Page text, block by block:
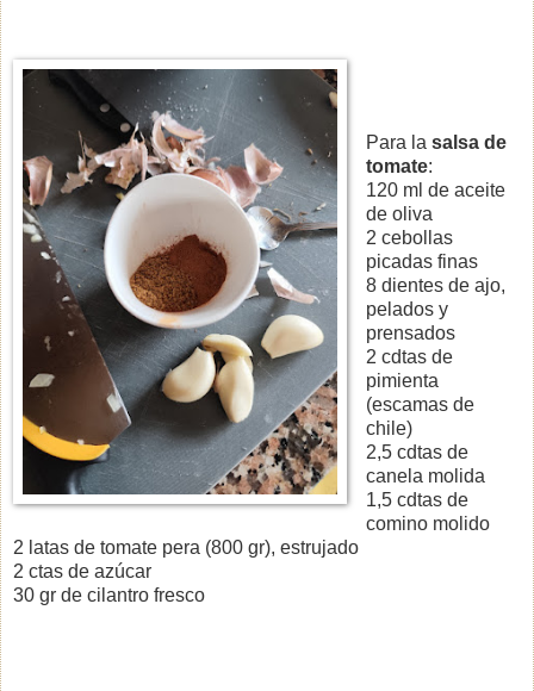
Para la salsa de
tomate:
120 ml de aceite
de oliva
2 cebollas
picadas finas
8 dientes de ajo,
pelados y
prensados
2 cdtas de
pimienta
(escamas de
chile)
2,5 cdtas de
canela molida
1,5 cdtas de
comino molido
2 latas de tomate pera (800 gr), estrujado
2 ctas de azúcar
30 gr de cilantro fresco